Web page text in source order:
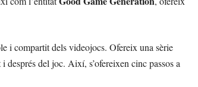
i compartit dels videojocs. Ofereix una sèrie
després del joc. Així, s’ofereixen cinc passos a